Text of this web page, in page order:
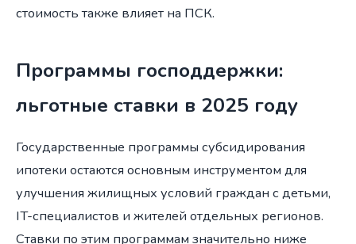
стоимость также влияет на ПСК.
Программы господдержки:
льготные ставки в 2025 году
Государственные программы субсидирования
ипотеки остаются основным инструментом для
улучшения жилищных условий граждан с детьми,
IT-специалистов и жителей отдельных регионов.
Ставки по этим программам значительно ниже